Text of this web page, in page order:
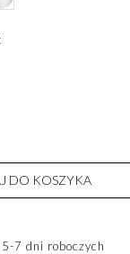
DO KOSZYKA
7 dni roboczych